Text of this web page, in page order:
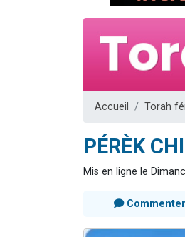
Accueil Torah
PÉRÈK
Mis en ligne le
Commenter